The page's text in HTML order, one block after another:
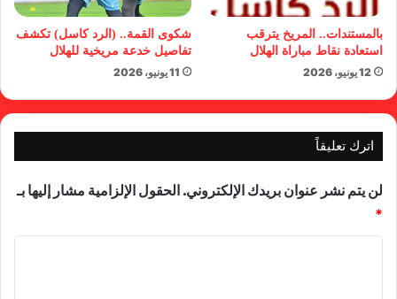
بالمستندات.. المريخ يترقب
استعادة نقاط مباراة الهلال
12 يونيو، 2026
شكوى القمة.. (الرد كاسل) تكشف
تفاصيل خدعة مريخية للهلال
11 يونيو، 2026
اترك تعليقاً
لن يتم نشر عنوان بريدك الإلكتروني. الحقول الإلزامية مشار إليها بـ
*